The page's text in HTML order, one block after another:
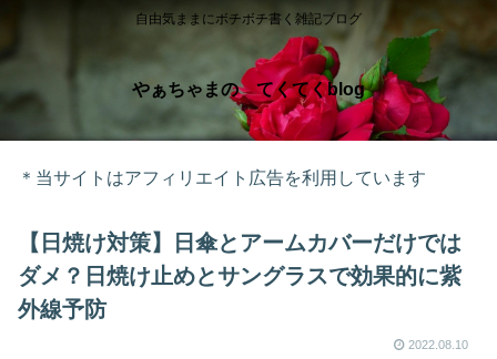
自由気ままにボチボチ書く雑記ブログ
やぁちゃまの てくてくblog
＊当サイトはアフィリエイト広告を利用しています
【日焼け対策】日傘とアームカバーだけでは
ダメ？日焼け止めとサングラスで効果的に紫
外線予防
2022.08.10